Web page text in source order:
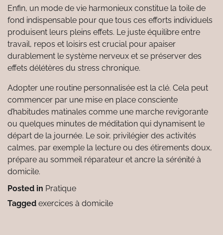
Enfin, un mode de vie harmonieux constitue la toile de
fond indispensable pour que tous ces efforts individuels
produisent leurs pleins effets. Le juste équilibre entre
travail, repos et loisirs est crucial pour apaiser
durablement le système nerveux et se préserver des
effets délétères du stress chronique.
Adopter une routine personnalisée est la clé. Cela peut
commencer par une mise en place consciente
d’habitudes matinales comme une marche revigorante
ou quelques minutes de méditation qui dynamisent le
départ de la journée. Le soir, privilégier des activités
calmes, par exemple la lecture ou des étirements doux,
prépare au sommeil réparateur et ancre la sérénité à
domicile.
Posted in Pratique
Tagged exercices à domicile